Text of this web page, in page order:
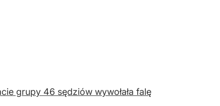
grupy 46 sędziów wywołała falę